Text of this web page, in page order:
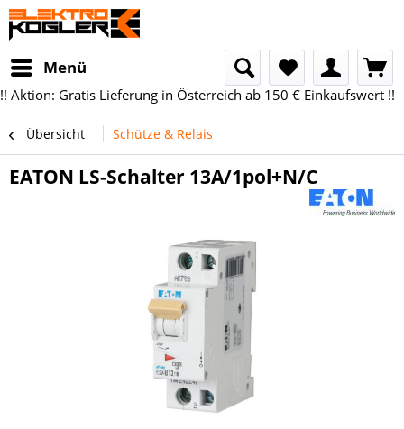
Menü
!! Aktion: Gratis Lieferung in Österreich ab 150 € Einkaufswert !!
Übersicht Schütze & Relais
EATON LS-Schalter 13A/1pol+N/C